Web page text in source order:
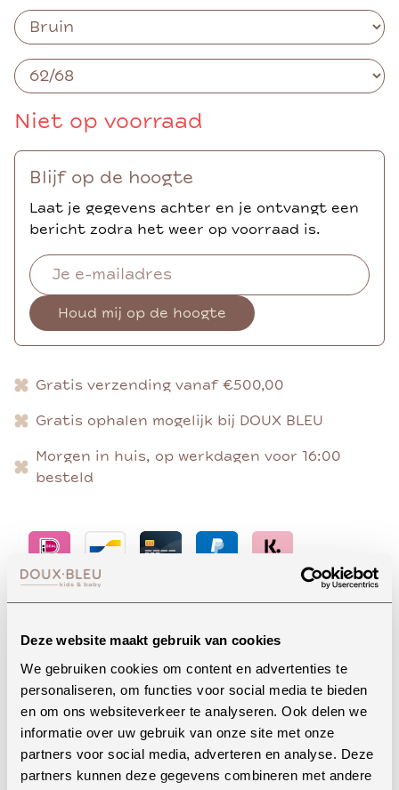
Deze website maakt gebruik van cookies
We gebruiken cookies om content en advertenties te
personaliseren, om functies voor social media te bieden
en om ons websiteverkeer te analyseren. Ook delen we
informatie over uw gebruik van onze site met onze
partners voor social media, adverteren en analyse. Deze
partners kunnen deze gegevens combineren met andere
Niet op voorraad
Blijf op de hoogte
Laat je gegevens achter en je ontvangt een
bericht zodra het weer op voorraad is.
Houd mij op de hoogte
Gratis verzending vanaf €500,00
Gratis ophalen mogelijk bij DOUX BLEU
Morgen in huis, op werkdagen voor 16:00
besteld
Whatsapp